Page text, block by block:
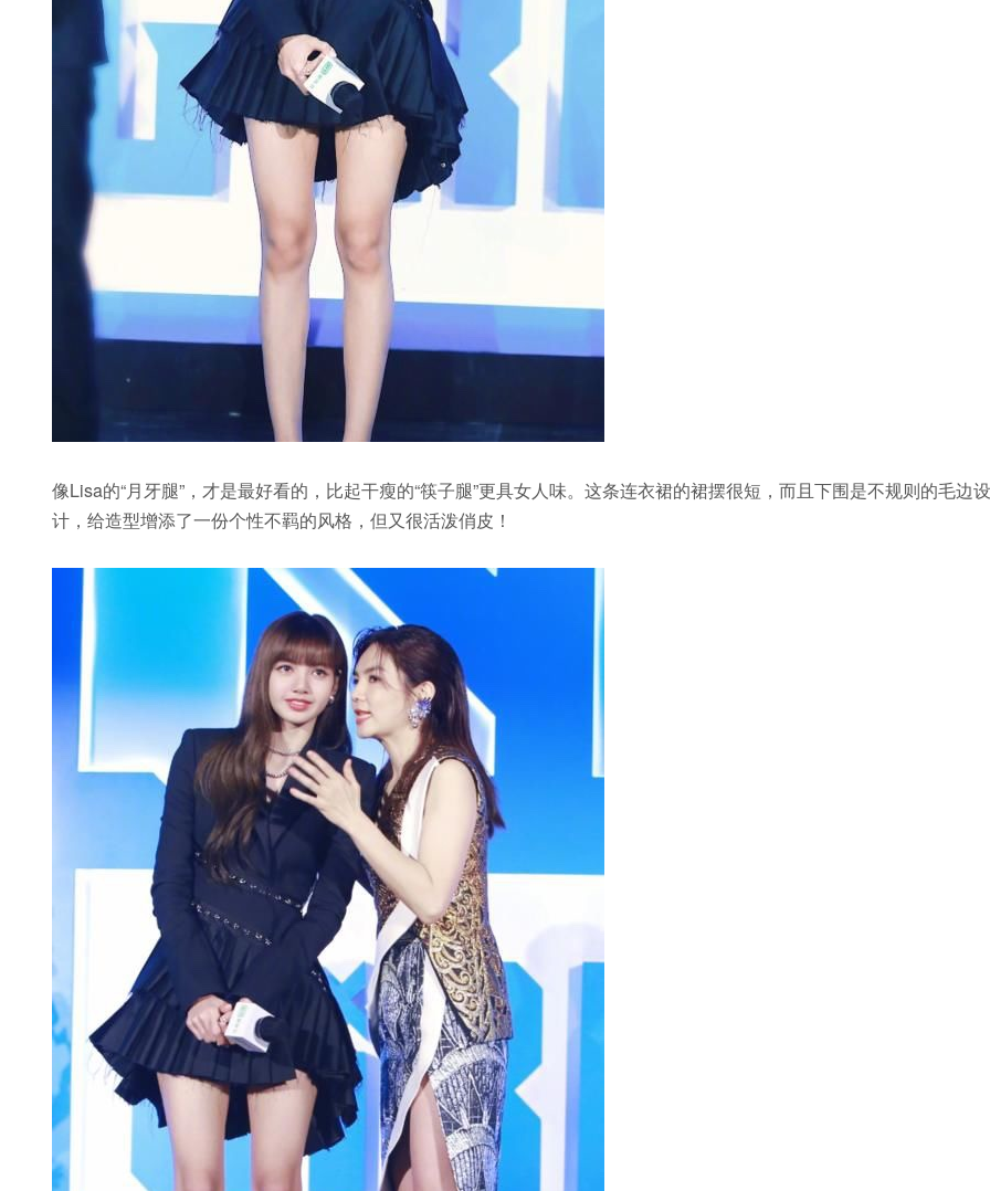
像Lisa的“月牙腿”，才是最好看的，比起干瘦的“筷子腿”更具女人味。这条连衣裙的裙摆很短，而且下围是不规则的毛边设
计，给造型增添了一份个性不羁的风格，但又很活泼俏皮！